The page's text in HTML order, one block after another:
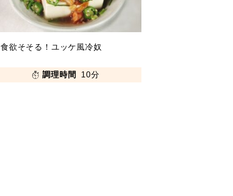
食欲そそる！ユッケ風冷奴
調理時間 10分